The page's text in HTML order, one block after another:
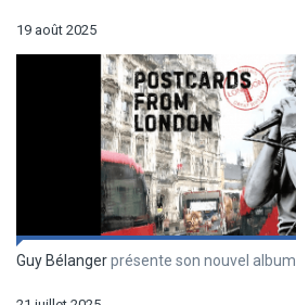
19 août 2025
Guy Bélangerprésente son nouvel album